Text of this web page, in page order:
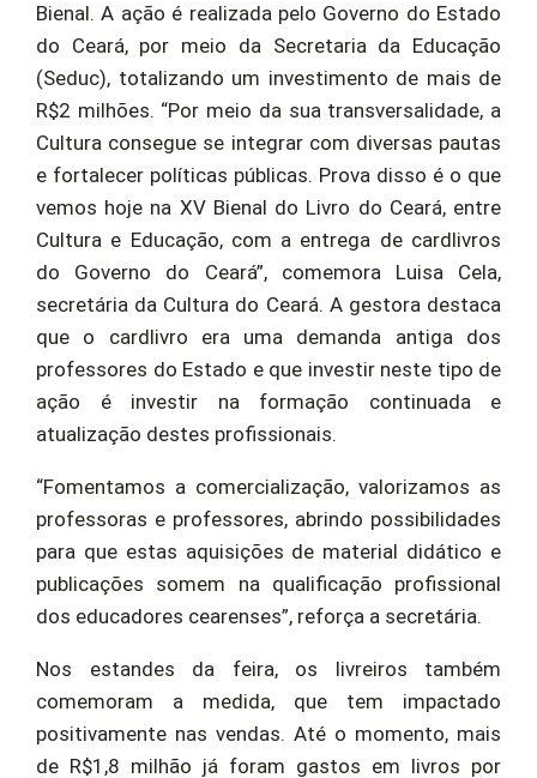
Bienal. A ação é realizada pelo Governo do Estado
do Ceará, por meio da Secretaria da Educação
(Seduc), totalizando um investimento de mais de
R$2 milhões. “Por meio da sua transversalidade, a
Cultura consegue se integrar com diversas pautas
e fortalecer políticas públicas. Prova disso é o que
vemos hoje na XV Bienal do Livro do Ceará, entre
Cultura e Educação, com a entrega de cardlivros
do Governo do Ceará”, comemora Luisa Cela,
secretária da Cultura do Ceará. A gestora destaca
que o cardlivro era uma demanda antiga dos
professores do Estado e que investir neste tipo de
ação é investir na formação continuada e
atualização destes profissionais.
“Fomentamos a comercialização, valorizamos as
professoras e professores, abrindo possibilidades
para que estas aquisições de material didático e
publicações somem na qualificação profissional
dos educadores cearenses”, reforça a secretária.
Nos estandes da feira, os livreiros também
comemoram a medida, que tem impactado
positivamente nas vendas. Até o momento, mais
de R$1,8 milhão já foram gastos em livros por